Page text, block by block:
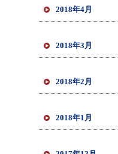
2018年4月
2018年3月
2018年2月
2018年1月